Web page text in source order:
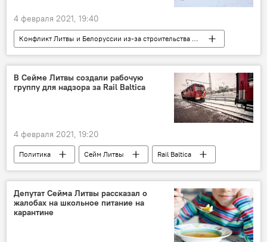
4 февраля 2021, 19:40
Конфликт Литвы и Белоруссии из-за строительства АЭС
Общество
Литва
БелАЭС
радиация
Министерство здравоохранения
В Сейме Литвы создали рабочую
группу для надзора за Rail Baltica
4 февраля 2021, 19:20
Политика Сейм Литвы Rail Baltica
Депутат Сейма Литвы рассказал о
жалобах на школьное питание на
карантине